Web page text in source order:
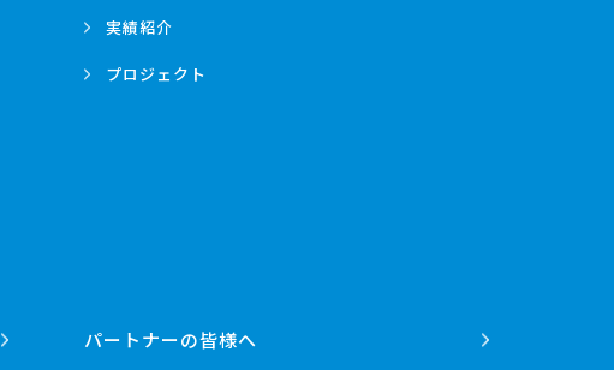
実績紹介
プロジェクト
パートナーの皆様へ